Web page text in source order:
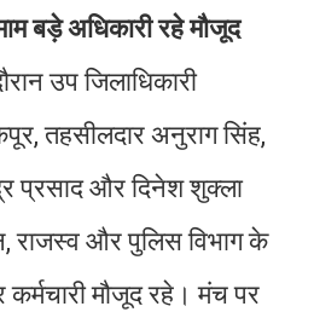
बड़े अधिकारी रहे मौजूद
उप जिलाधिकारी
तहसीलदार अनुराग सिंह,
प्रसाद और दिनेश शुक्ला
राजस्व और पुलिस विभाग के
मौजूद रहे। मंच पर